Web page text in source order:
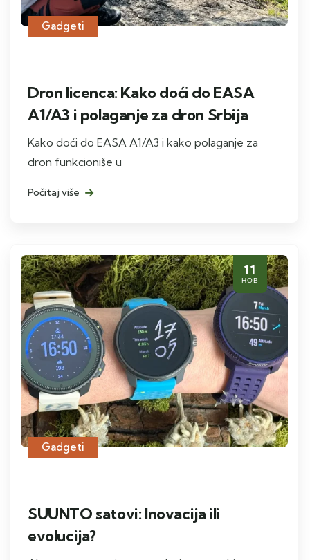
Gadgeti
Dron licenca: Kako doći do EASA
A1/A3 i polaganje za dron Srbija
Kako doći do EASA A1/A3 i kako polaganje za
dron funkcioniše u
Počitaj više
11
НОВ
Gadgeti
SUUNTO satovi: Inovacija ili
evolucija?